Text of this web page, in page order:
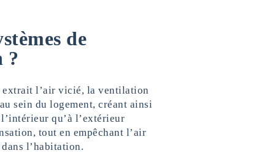
de
?
l’air vicié, la ventilation
sein du logement, créant ainsi
qu’à l’extérieur
tout en empêchant l’air
l’habitation.